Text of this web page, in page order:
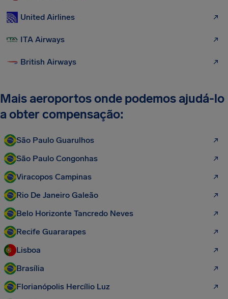
United Airlines
ITA Airways
British Airways
Mais aeroportos onde podemos ajudá-lo
a obter compensação:
São Paulo Guarulhos
São Paulo Congonhas
Viracopos Campinas
Rio De Janeiro Galeão
Belo Horizonte Tancredo Neves
Recife Guararapes
Lisboa
Brasília
Florianópolis Hercílio Luz